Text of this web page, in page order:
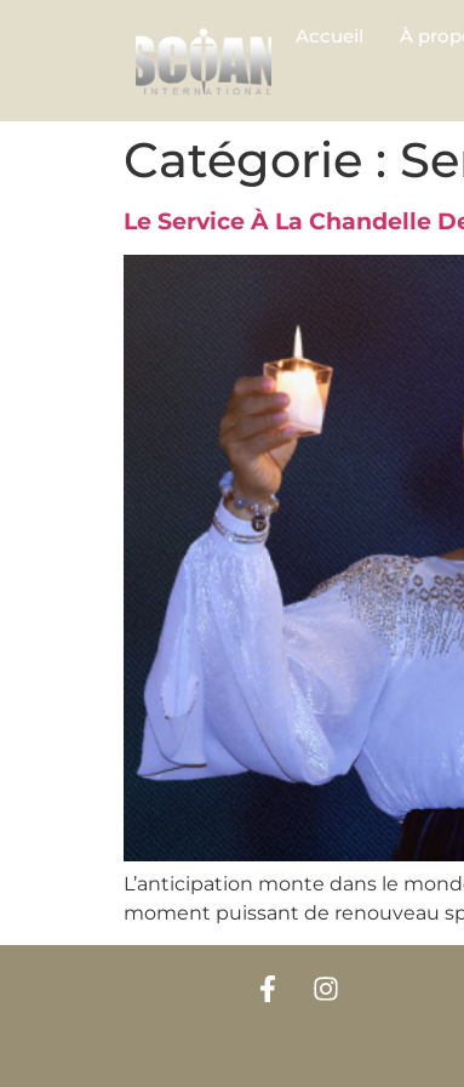
Accueil À
Catégorie :
Le Service À La Chandelle
L’anticipation monte dans le
moment puissant de renouveau